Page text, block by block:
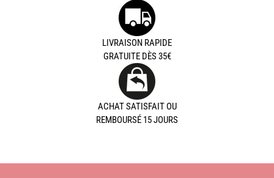
LIVRAISON RAPIDE
GRATUITE DÈS 35€
ACHAT SATISFAIT OU
REMBOURSÉ 15 JOURS